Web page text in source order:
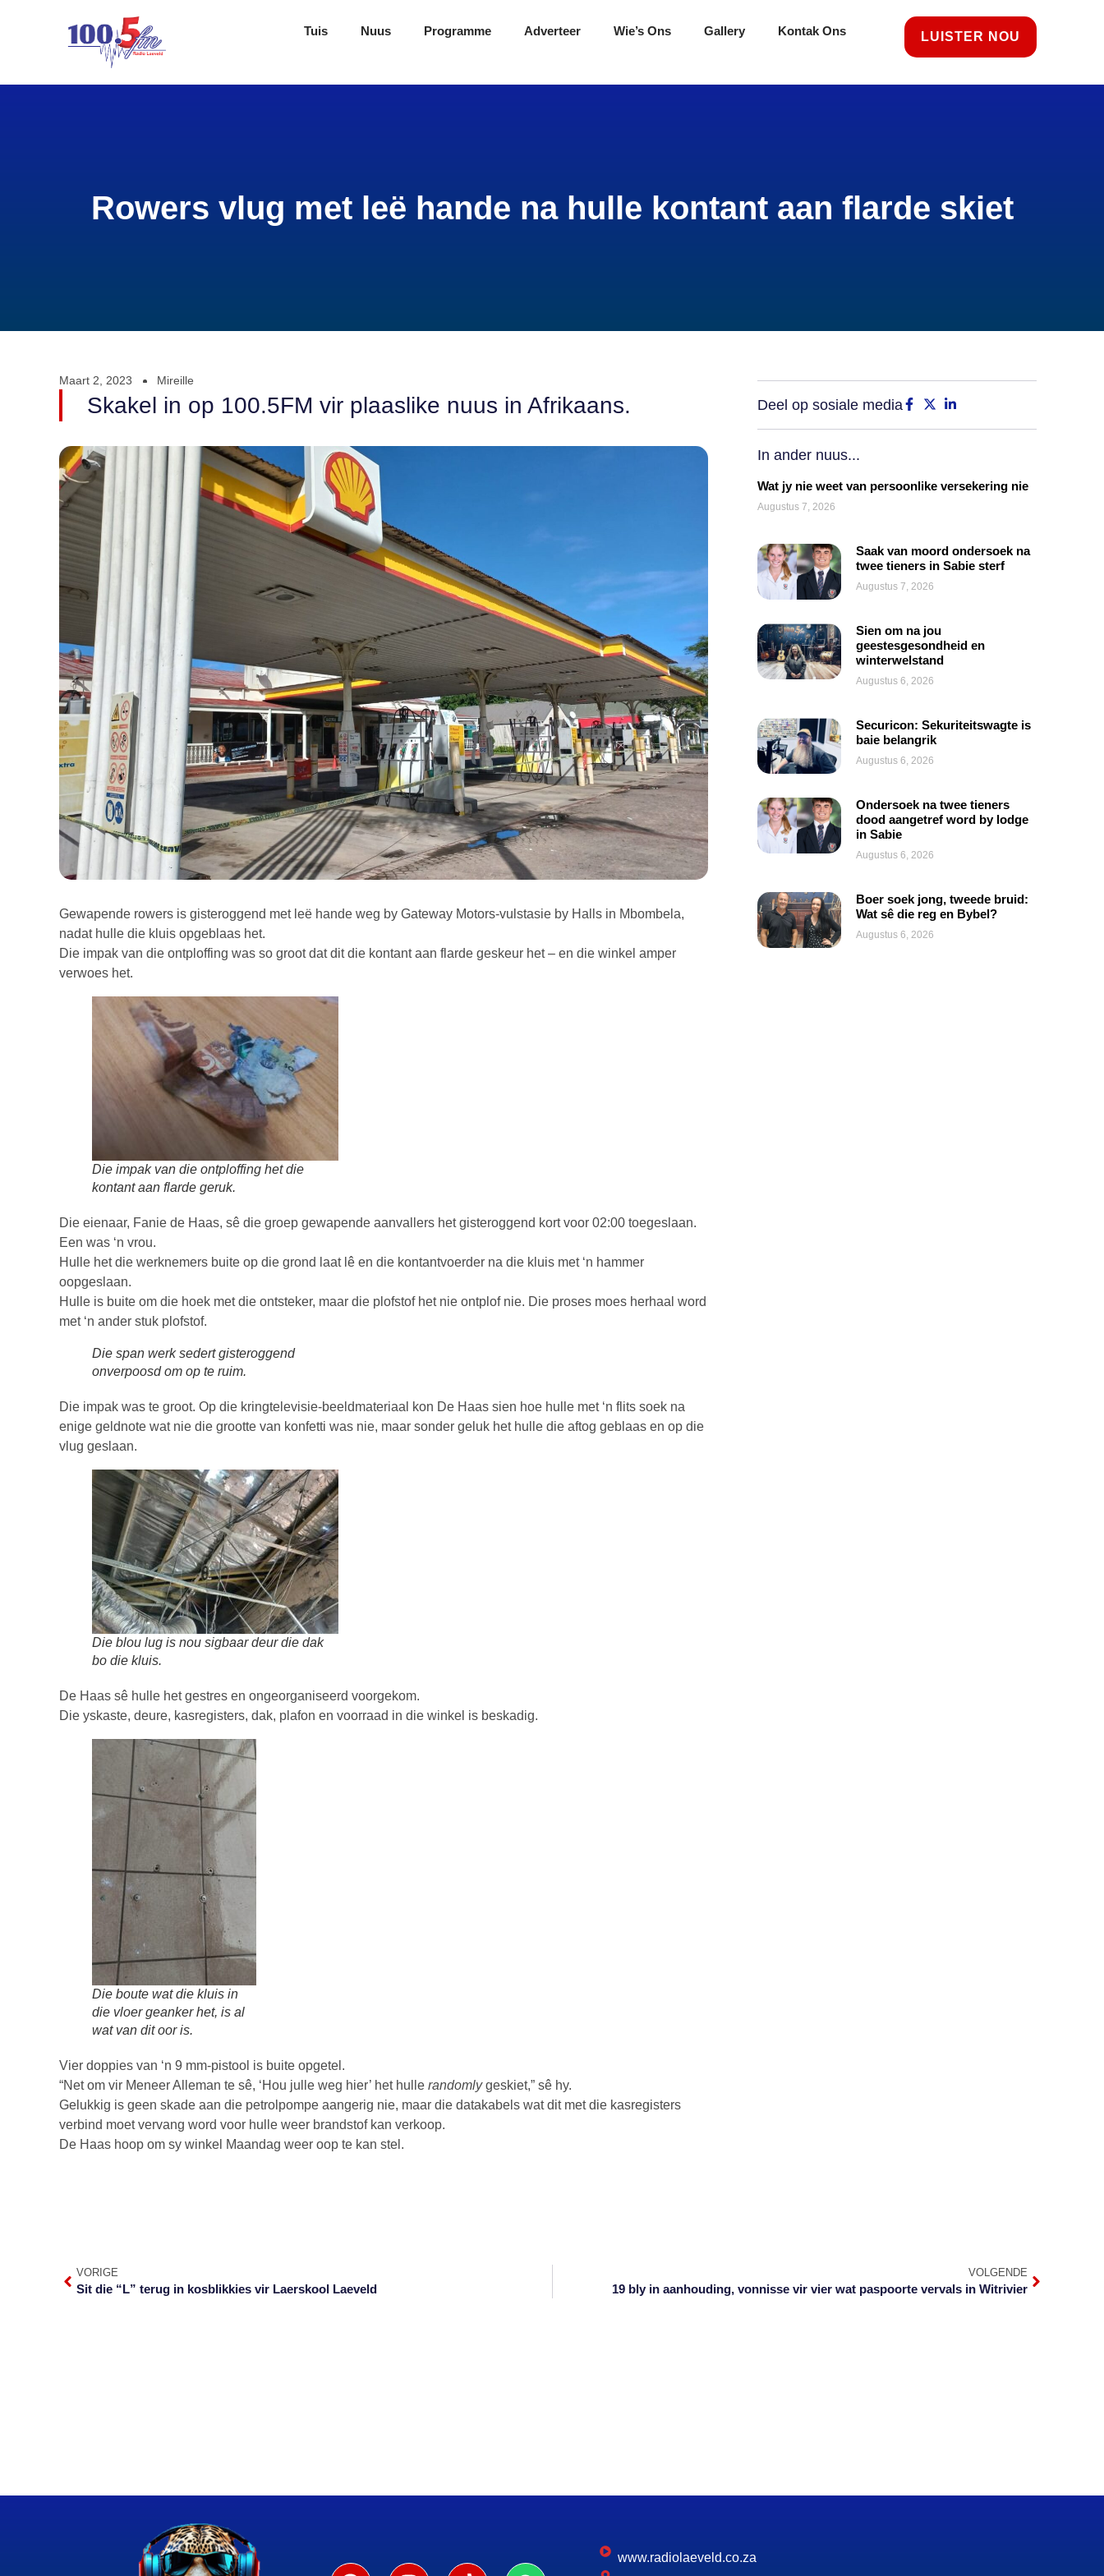
Tuis Nuus Programme Adverteer Wie’s Ons Gallery Kontak Ons LUISTER NOU
Rowers vlug met leë hande na hulle kontant aan flarde skiet
Maart 2, 2023 Mireille
Skakel in op 100.5FM vir plaaslike nuus in Afrikaans.
Gewapende rowers is gisteroggend met leë hande weg by Gateway Motors-vulstasie by Halls in Mbombela,
nadat hulle die kluis opgeblaas het.
Die impak van die ontploffing was so groot dat dit die kontant aan flarde geskeur het – en die winkel amper
verwoes het.
Die impak van die ontploffing het die
kontant aan flarde geruk.
Die eienaar, Fanie de Haas, sê die groep gewapende aanvallers het gisteroggend kort voor 02:00 toegeslaan.
Een was ‘n vrou.
Hulle het die werknemers buite op die grond laat lê en die kontantvoerder na die kluis met ‘n hammer
oopgeslaan.
Hulle is buite om die hoek met die ontsteker, maar die plofstof het nie ontplof nie. Die proses moes herhaal word
met ‘n ander stuk plofstof.
Die span werk sedert gisteroggend
onverpoosd om op te ruim.
Die impak was te groot. Op die kringtelevisie-beeldmateriaal kon De Haas sien hoe hulle met ‘n flits soek na
enige geldnote wat nie die grootte van konfetti was nie, maar sonder geluk het hulle die aftog geblaas en op die
vlug geslaan.
Die blou lug is nou sigbaar deur die dak
bo die kluis.
De Haas sê hulle het gestres en ongeorganiseerd voorgekom.
Die yskaste, deure, kasregisters, dak, plafon en voorraad in die winkel is beskadig.
Die boute wat die kluis in
die vloer geanker het, is al
wat van dit oor is.
Vier doppies van ‘n 9 mm-pistool is buite opgetel.
“Net om vir Meneer Alleman te sê, ‘Hou julle weg hier’ het hulle randomlygeskiet,” sê hy.
Gelukkig is geen skade aan die petrolpompe aangerig nie, maar die datakabels wat dit met die kasregisters
verbind moet vervang word voor hulle weer brandstof kan verkoop.
De Haas hoop om sy winkel Maandag weer oop te kan stel.
Deel op sosiale media
In ander nuus...
Wat jy nie weet van persoonlike versekering nie
Augustus 7, 2026
Saak van moord ondersoek na
twee tieners in Sabie sterf
Augustus 7, 2026
Sien om na jou
geestesgesondheid en
winterwelstand
Augustus 6, 2026
Securicon: Sekuriteitswagte is
baie belangrik
Augustus 6, 2026
Ondersoek na twee tieners
dood aangetref word by lodge
in Sabie
Augustus 6, 2026
Boer soek jong, tweede bruid:
Wat sê die reg en Bybel?
Augustus 6, 2026
VORIGE
Sit die “L” terug in kosblikkies vir Laerskool Laeveld
VOLGENDE
19 bly in aanhouding, vonnisse vir vier wat paspoorte vervals in Witrivier
www.radiolaeveld.co.za